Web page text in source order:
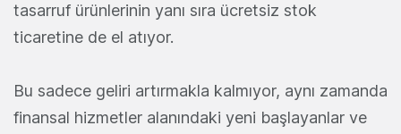
tasarruf ürünlerinin yanı sıra ücretsiz stok
ticaretine de el atıyor.
Bu sadece geliri artırmakla kalmıyor, aynı zamanda
finansal hizmetler alanındaki yeni başlayanlar ve